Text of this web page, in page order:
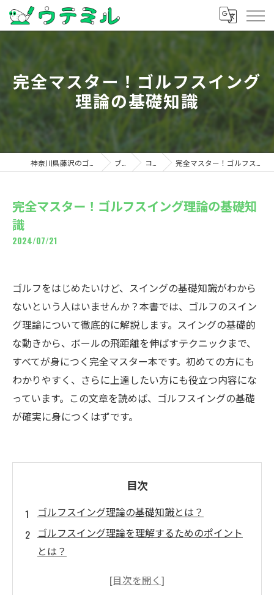
完全マスター！ゴルフスイング
理論の基礎知識
ブログ コラム 完全マスター！ゴルフスイング理論の基礎知識
完全マスター！ゴルフスイング理論の基礎知
識
2024/07/21
ゴルフをはじめたいけど、スイングの基礎知識がわから
ないという人はいませんか？本書では、ゴルフのスイン
グ理論について徹底的に解説します。スイングの基礎的
な動きから、ボールの飛距離を伸ばすテクニックまで、
すべてが身につく完全マスター本です。初めての方にも
わかりやすく、さらに上達したい方にも役立つ内容にな
っています。この文章を読めば、ゴルフスイングの基礎
が確実に身につくはずです。
目次
ゴルフスイング理論の基礎知識とは？
ゴルフスイング理論を理解するためのポイント
とは？
スイングする前に知っておきたい基本のフォー